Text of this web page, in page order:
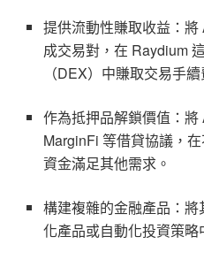
提供流動性賺取收益：
成交易對，在 Raydium
（DEX）中賺取交易手續
作為抵押品解鎖價值：
MarginFi 等借貸協議，
資金滿足其他需求。
構建複雜的金融產品：
化產品或自動化投資策略